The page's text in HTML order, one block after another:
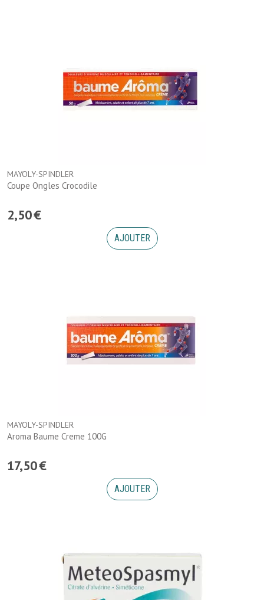
MAYOLY-SPINDLER
Coupe Ongles Crocodile
2,50€
AJOUTER
MAYOLY-SPINDLER
Aroma Baume Creme 100G
17,50€
AJOUTER